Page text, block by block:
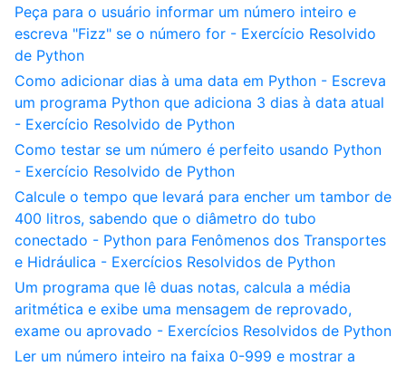
Peça para o usuário informar um número inteiro e
escreva "Fizz" se o número for - Exercício Resolvido
de Python
Como adicionar dias à uma data em Python - Escreva
um programa Python que adiciona 3 dias à data atual
- Exercício Resolvido de Python
Como testar se um número é perfeito usando Python
- Exercício Resolvido de Python
Calcule o tempo que levará para encher um tambor de
400 litros, sabendo que o diâmetro do tubo
conectado - Python para Fenômenos dos Transportes
e Hidráulica - Exercícios Resolvidos de Python
Um programa que lê duas notas, calcula a média
aritmética e exibe uma mensagem de reprovado,
exame ou aprovado - Exercícios Resolvidos de Python
Ler um número inteiro na faixa 0-999 e mostrar a